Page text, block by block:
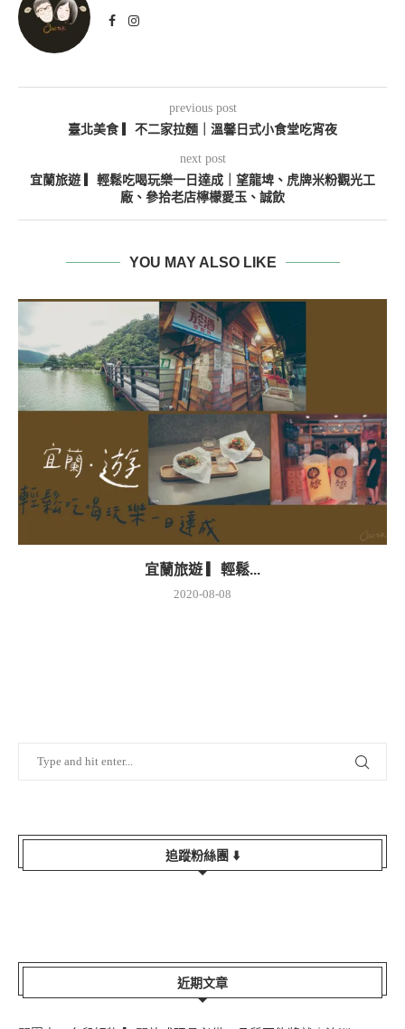
previous post
臺北美食 ▎不二家拉麵｜溫馨日式小食堂吃宵夜
next post
宜蘭旅遊 ▎輕鬆吃喝玩樂一日達成｜望龍埤、虎牌米粉觀光工
廠、參拾老店檸檬愛玉、誠飲
YOU MAY ALSO LIKE
宜蘭旅遊 ▎輕鬆...
2020-08-08
追蹤粉絲團 ⬇️
近期文章